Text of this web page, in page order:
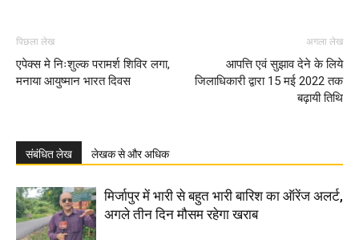
पिछला लेख
एपेक्स मे निःशुल्क परामर्श शिविर लगा,
मनाया आयुष्मान भारत दिवस
अगला लेख
आपत्ति एवं सुझाव देने के लिये
जिलाधिकारी द्वारा 15 मई 2022 तक
बढ़ायी तिथि
संबंधित लेख लेखक से और अधिक
मिर्जापुर में भारी से बहुत भारी बारिश का ऑरेंज अलर्ट,
अगले तीन दिन मौसम रहेगा खराब